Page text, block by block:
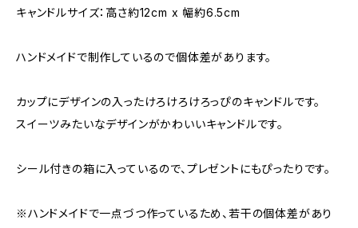
キャンドルサイズ：高さ約12cm x 幅約6.5cm
ハンドメイドで制作しているので個体差があります。
カップにデザインの入ったけろけろけろっぴのキャンドルです。
スイーツみたいなデザインがかわいいキャンドルです。
シール付きの箱に入っているので、プレゼントにもぴったりです。
※ハンドメイドで一点づつ作っているため、若干の個体差があり